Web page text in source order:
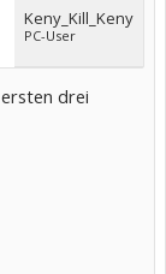
Keny_Kill_Keny
PC-User
drei